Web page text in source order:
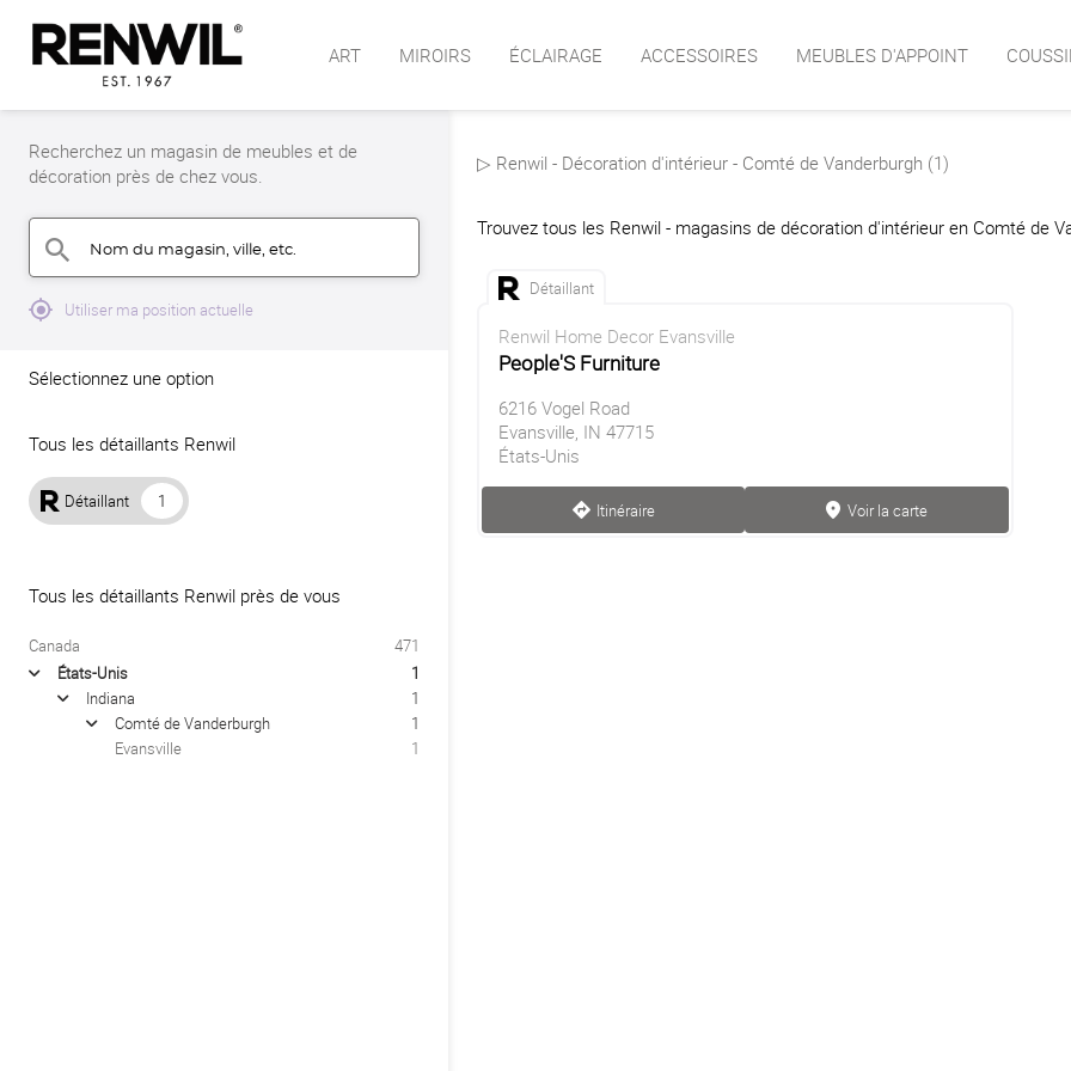
ART MIROIRS ÉCLAIRAGE ACCESSOIRES MEUBLES D'APPOINT
Recherchez un magasin de meubles et de
décoration près de chez vous.
search Nom du magasin, ville, etc.
mylocation Utiliser ma position actuelle
Sélectionnez une option
Tous les détaillants Renwil
1
Détaillant
Tous les détaillants Renwil près de vous
Canada 471
arrow États-Unis 1
arrow Indiana 1
arrow Comté de Vanderburgh
1
Evansville
1
▷ Renwil - Décoration d'intérieur - Comté de Vanderburgh (1)
Trouvez tous les Renwil - magasins de décoration d'intérieur en Comté de
Détaillant
Renwil Home Decor Evansville
People'S Furniture
6216 Vogel Road
Evansville, IN 47715
États-Unis
direction Itinéraire marker Voir la carte